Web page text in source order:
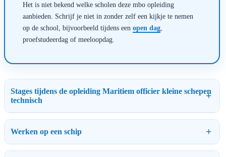
Het is niet bekend welke scholen deze mbo opleiding
aanbieden. Schrijf je niet in zonder zelf een kijkje te nemen
op de school, bijvoorbeeld tijdens een open dag
proefstudeerdag of meeloopdag.
Stages tijdens de opleiding Maritiem officier kleine schepen
technisch
Werken op een schip